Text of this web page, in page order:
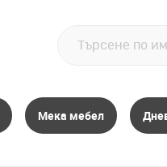
Мека мебел